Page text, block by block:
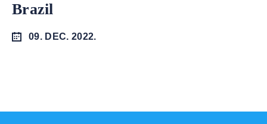
Brazil
09. DEC. 2022.